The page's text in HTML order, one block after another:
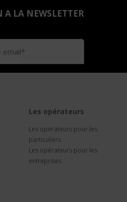
A LA NEWSLETTER
Les opérateurs
Les opérateurs pour les
particuliers
Les opérateurs pour les
entreprises